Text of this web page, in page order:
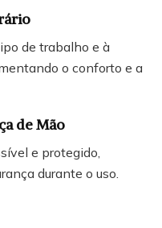
de trabalho e à
o conforto e a
de Mão
e protegido,
durante o uso.